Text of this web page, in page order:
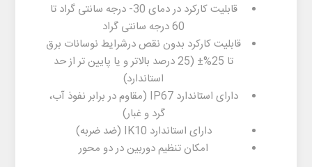
قابلیت کارکرد در دمای 30- درجه سانتی گراد تا
60 درجه سانتی گراد
قابلیت کارکرد بدون نقص درشرایط نوسانات برق
تا 25%± (25 درصد بالاتر و یا پایین تر از حد
استاندارد)
دارای استاندارد IP67 (مقاوم در برابر نفوذ آب،
گرد و غبار)
دارای استاندارد IK10 (ضد ضربه)
امکان تنظیم دوربین در دو محور